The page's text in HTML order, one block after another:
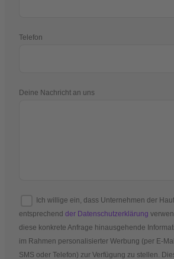
Telefon
Deine Nachricht an uns
Ich willige ein, dass Unternehmen der
entsprechend der Datenschutzerklärung
diese konkrete Anfrage hinausgehende
im Rahmen personalisierter Werbung (per E-
SMS oder Telefon) zur Verfügung zu stellen.